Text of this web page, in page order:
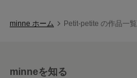
minne ホーム Petit-petite の作品一覧
minneを知る